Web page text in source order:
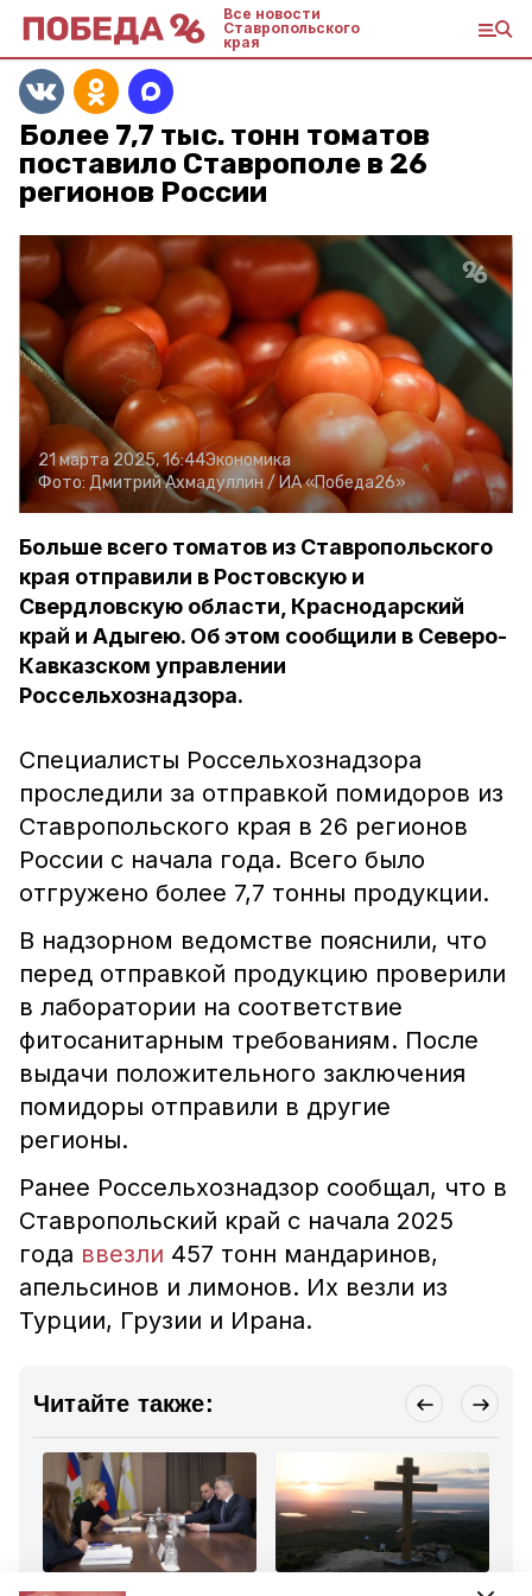
Все новости
Ставропольского
края
Более 7,7 тыс. тонн томатов
поставило Ставрополе в 26
регионов России
21 марта 2025, 16:44Экономика
Фото: Дмитрий Ахмадуллин / ИА «Победа26»
Больше всего томатов из Ставропольского
края отправили в Ростовскую и
Свердловскую области, Краснодарский
край и Адыгею. Об этом сообщили в Северо-
Кавказском управлении
Россельхознадзора.
Специалисты Россельхознадзора
проследили за отправкой помидоров из
Ставропольского края в 26 регионов
России с начала года. Всего было
отгружено более 7,7 тонны продукции.
В надзорном ведомстве пояснили, что
перед отправкой продукцию проверили
в лаборатории на соответствие
фитосанитарным требованиям. После
выдачи положительного заключения
помидоры отправили в другие
регионы.
Ранее Россельхознадзор сообщал, что в
Ставропольский край с начала 2025
года ввезли 457 тонн мандаринов,
апельсинов и лимонов. Их везли из
Турции, Грузии и Ирана.
Читайте также: